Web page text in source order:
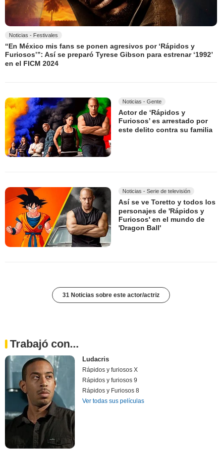
Noticias - Festivales
“En México mis fans se ponen agresivos por ‘Rápidos y
Furiosos’”: Así se preparó Tyrese Gibson para estrenar ‘1992’
en el FICM 2024
Noticias - Gente
Actor de ‘Rápidos y
Furiosos’ es arrestado por
este delito contra su familia
Noticias - Serie de televisión
Así se ve Toretto y todos los
personajes de 'Rápidos y
Furiosos' en el mundo de
'Dragon Ball'
31 Noticias sobre este actor/actriz
Trabajó con...
Ludacris
Rápidos y furiosos X
Rápidos y furiosos 9
Rápidos y Furiosos 8
Ver todas sus películas